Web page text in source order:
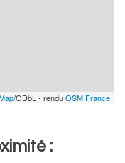
/ODbL - renduOSM France
: